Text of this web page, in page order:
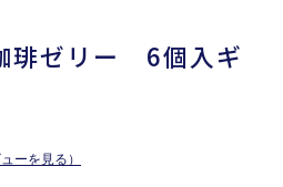
琲ゼリー 6個入ギ
ーを見る）